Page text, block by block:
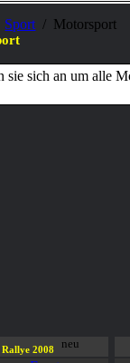
sie sich an um alle
Sport / Motorsport
(Hits:
2008 neu